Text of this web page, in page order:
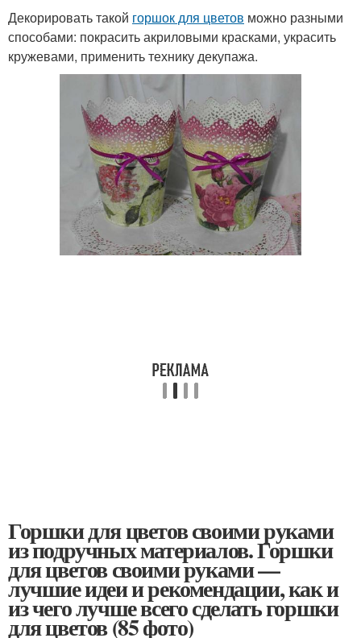
Декорировать такой горшок для цветов можно разными
способами: покрасить акриловыми красками, украсить
кружевами, применить технику декупажа.
Горшки для цветов своими руками
из подручных материалов. Горшки
для цветов своими руками —
лучшие идеи и рекомендации, как и
из чего лучше всего сделать горшки
для цветов (85 фото)